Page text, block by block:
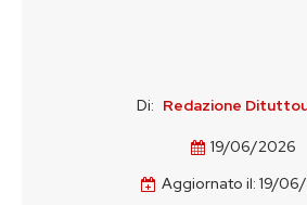
Di: Redazione
19/06/2026
Aggiornato il: 19/